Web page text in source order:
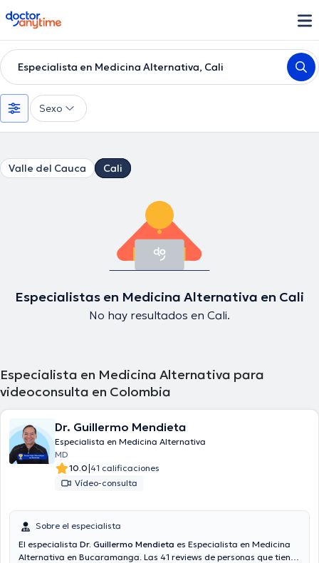
doctoranytime
Especialista en Medicina Alternativa, Cali
Sexo
Valle del Cauca Cali
Especialistas en Medicina Alternativa en Cali
No hay resultados en Cali.
Especialista en Medicina Alternativa para
videoconsulta en Colombia
Dr. Guillermo Mendieta
Especialista en Medicina Alternativa
MD
10.0|41 calificaciones
Vídeo-consulta
Sobre el especialista
El especialista Dr. Guillermo Mendieta es Especialista en Medicina
Alternativa en Bucaramanga. Las 41 reviews de personas que tiene